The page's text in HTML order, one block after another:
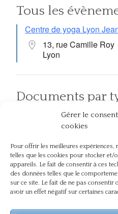
Gérer le
cookies
Pour offrir les meilleures expériences,
telles que les cookies pour stocker et/
appareils. Le fait de consentir à ces
des données telles que le
sur ce site. Le fait de ne pas
avoir un effet négatif sur certaines
Tous les
Centre de yoga Lyon
13, rue Camille Roy
Lyon
Documents par
Articles Atelier et événement
Documents par
Action Chez soi Compassion